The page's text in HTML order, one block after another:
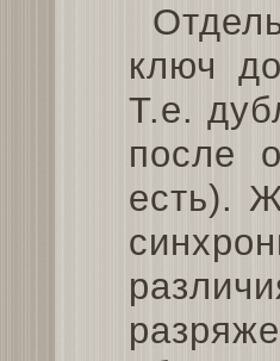
ключ
Т.е.
после
есть).